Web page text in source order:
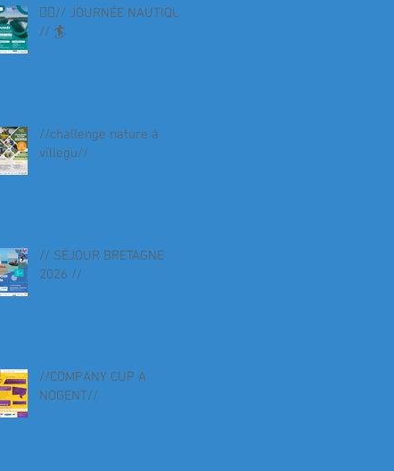
🏄‍♀️// JOURNÉE NAUTIQUE
// 🏄
//challenge nature à
villegu//
// SÉJOUR BRETAGNE
2026 //
//COMPANY CUP A
NOGENT//